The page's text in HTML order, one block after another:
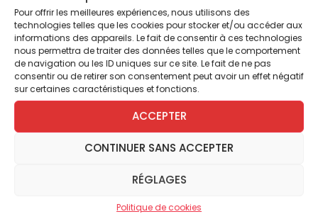
Pour offrir les meilleures expériences, nous utilisons des
technologies telles que les cookies pour stocker et/ou accéder aux
informations des appareils. Le fait de consentir à ces technologies
nous permettra de traiter des données telles que le comportement
de navigation ou les ID uniques sur ce site. Le fait de ne pas
consentir ou de retirer son consentement peut avoir un effet négatif
sur certaines caractéristiques et fonctions.
ACCEPTER
CONTINUER SANS ACCEPTER
RÉGLAGES
Politique de cookies
molotov » sans réagir, même si les
manifestants sont soutenus par des
capitales étrangères.
– Le gouvernement français n’autorisera
jamais des bandes armées à occuper une
place de la capitale parisienne et à la
transformer en camp retranché.
– Comme la plupart des manifestants
pacifiques du week-end, Myroslav